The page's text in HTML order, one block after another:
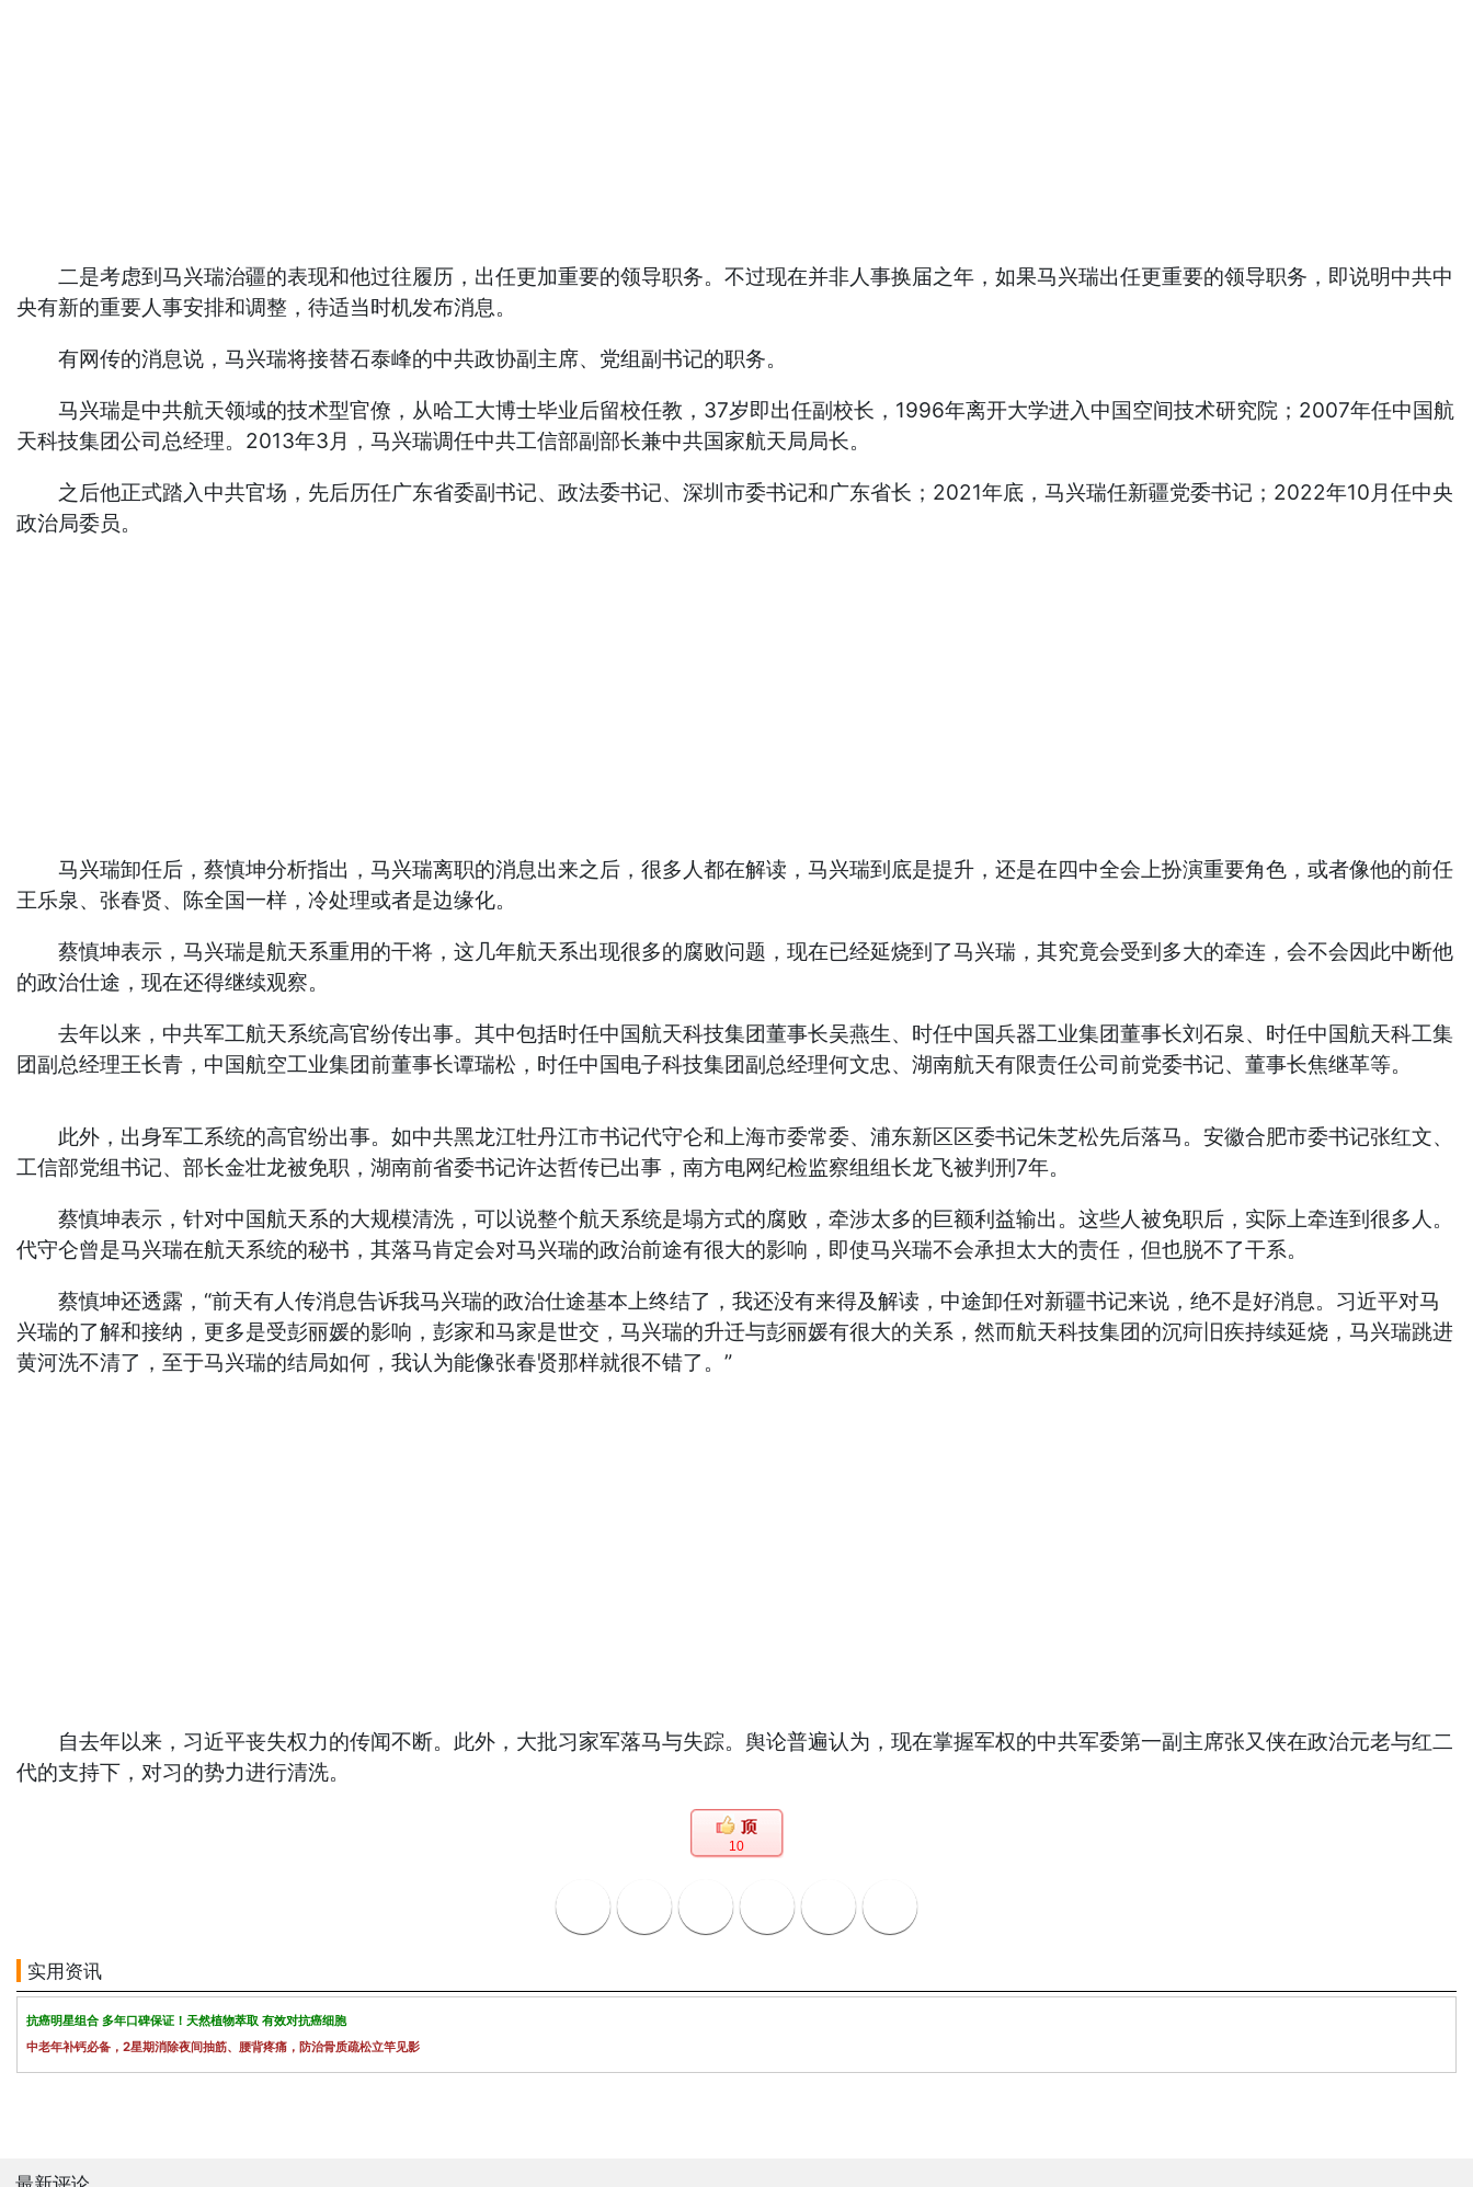
二是考虑到马兴瑞治疆的表现和他过往履历，出任更加重要的领导职务。不过现在并非人事换届之年，如果马兴瑞出任更重要的领导职务，即说明中共中
央有新的重要人事安排和调整，待适当时机发布消息。
有网传的消息说，马兴瑞将接替石泰峰的中共政协副主席、党组副书记的职务。
马兴瑞是中共航天领域的技术型官僚，从哈工大博士毕业后留校任教，37岁即出任副校长，1996年离开大学进入中国空间技术研究院；2007年任中国航
天科技集团公司总经理。2013年3月，马兴瑞调任中共工信部副部长兼中共国家航天局局长。
之后他正式踏入中共官场，先后历任广东省委副书记、政法委书记、深圳市委书记和广东省长；2021年底，马兴瑞任新疆党委书记；2022年10月任中央
政治局委员。
马兴瑞卸任后，蔡慎坤分析指出，马兴瑞离职的消息出来之后，很多人都在解读，马兴瑞到底是提升，还是在四中全会上扮演重要角色，或者像他的前任
王乐泉、张春贤、陈全国一样，冷处理或者是边缘化。
蔡慎坤表示，马兴瑞是航天系重用的干将，这几年航天系出现很多的腐败问题，现在已经延烧到了马兴瑞，其究竟会受到多大的牵连，会不会因此中断他
的政治仕途，现在还得继续观察。
去年以来，中共军工航天系统高官纷传出事。其中包括时任中国航天科技集团董事长吴燕生、时任中国兵器工业集团董事长刘石泉、时任中国航天科工集
团副总经理王长青，中国航空工业集团前董事长谭瑞松，时任中国电子科技集团副总经理何文忠、湖南航天有限责任公司前党委书记、董事长焦继革等。
此外，出身军工系统的高官纷出事。如中共黑龙江牡丹江市书记代守仑和上海市委常委、浦东新区区委书记朱芝松先后落马。安徽合肥市委书记张红文、
工信部党组书记、部长金壮龙被免职，湖南前省委书记许达哲传已出事，南方电网纪检监察组组长龙飞被判刑7年。
蔡慎坤表示，针对中国航天系的大规模清洗，可以说整个航天系统是塌方式的腐败，牵涉太多的巨额利益输出。这些人被免职后，实际上牵连到很多人。
代守仑曾是马兴瑞在航天系统的秘书，其落马肯定会对马兴瑞的政治前途有很大的影响，即使马兴瑞不会承担太大的责任，但也脱不了干系。
蔡慎坤还透露，“前天有人传消息告诉我马兴瑞的政治仕途基本上终结了，我还没有来得及解读，中途卸任对新疆书记来说，绝不是好消息。习近平对马
兴瑞的了解和接纳，更多是受彭丽媛的影响，彭家和马家是世交，马兴瑞的升迁与彭丽媛有很大的关系，然而航天科技集团的沉疴旧疾持续延烧，马兴瑞跳进
黄河洗不清了，至于马兴瑞的结局如何，我认为能像张春贤那样就很不错了。”
自去年以来，习近平丧失权力的传闻不断。此外，大批习家军落马与失踪。舆论普遍认为，现在掌握军权的中共军委第一副主席张又侠在政治元老与红二
代的支持下，对习的势力进行清洗。
10
实用资讯
抗癌明星组合 多年口碑保证！天然植物萃取 有效对抗癌细胞
中老年补钙必备，2星期消除夜间抽筋、腰背疼痛，防治骨质疏松立竿见影